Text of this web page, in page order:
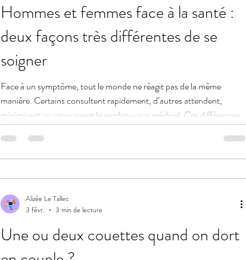
Hommes et femmes face à la santé :
deux façons très différentes de se
soigner
Face à un symptôme, tout le monde ne réagit pas de la même
manière. Certains consultent rapidement, d’autres attendent,
minimisent ou repoussent le rendez-vous médical. Ces différences
ne sont pas le fruit du hasard. Elles sont en grande partie liées au
genre et influencent profondément la prévention, le diagnostic et
l’efficacité des traitements. Comprendre ces mécanismes permet de
Une ou deux couettes quand on dort
Alizée Le Tallec
3 févr.
3 min de lecture